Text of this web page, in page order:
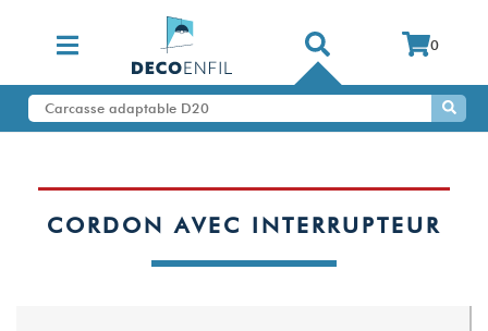
0
CORDON AVEC INTERRUPTEUR